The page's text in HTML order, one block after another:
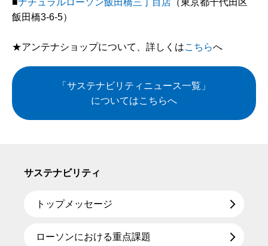
■ナチュラルローソン飯田橋三丁目店 （東京都千代田区
飯田橋3-6-5）
★アンテナショップについて、詳しくはこちらへ
「サステナビリティニュース一覧」
についてはこちらへ
サステナビリティ
トップメッセージ
ローソンにおける重点課題